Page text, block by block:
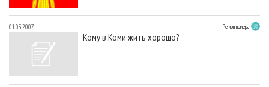
01.03.2007 Регион номера
Кому в Коми жить хорошо?